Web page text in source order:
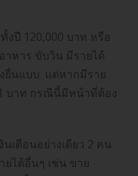
งปี 120,000 บาท หรือ
าหาร ขับวิน มีรายได้
ยื่นแบบ แต่หากมีราย
บาท กรณีนี้มีหน้าที่ต้อง
เดือนอย่างเดียว 2 คน
ได้อื่นๆ เช่น ขาย